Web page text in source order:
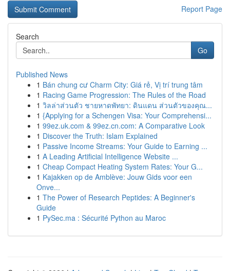
Report Page
Search
Go
Published News
1 Bán chung cư Charm City: Giá rẻ, Vị trí trung tâm
1 Racing Game Progression: The Rules of the Road
1 วิลล่าส่วนตัว ชายหาดพัทยา: ดินแดน ส่วนตัวของคุณ...
1 {Applying for a Schengen Visa: Your Comprehensi...
1 99ez.uk.com & 99ez.cn.com: A Comparative Look
1 Discover the Truth: Islam Explained
1 Passive Income Streams: Your Guide to Earning ...
1 A Leading Artificial Intelligence Website ...
1 Cheap Compact Heating System Rates: Your G...
1 Kajakken op de Amblève: Jouw Gids voor een
Onve...
1 The Power of Research Peptides: A Beginner's
Guide
1 PySec.ma : Sécurité Python au Maroc